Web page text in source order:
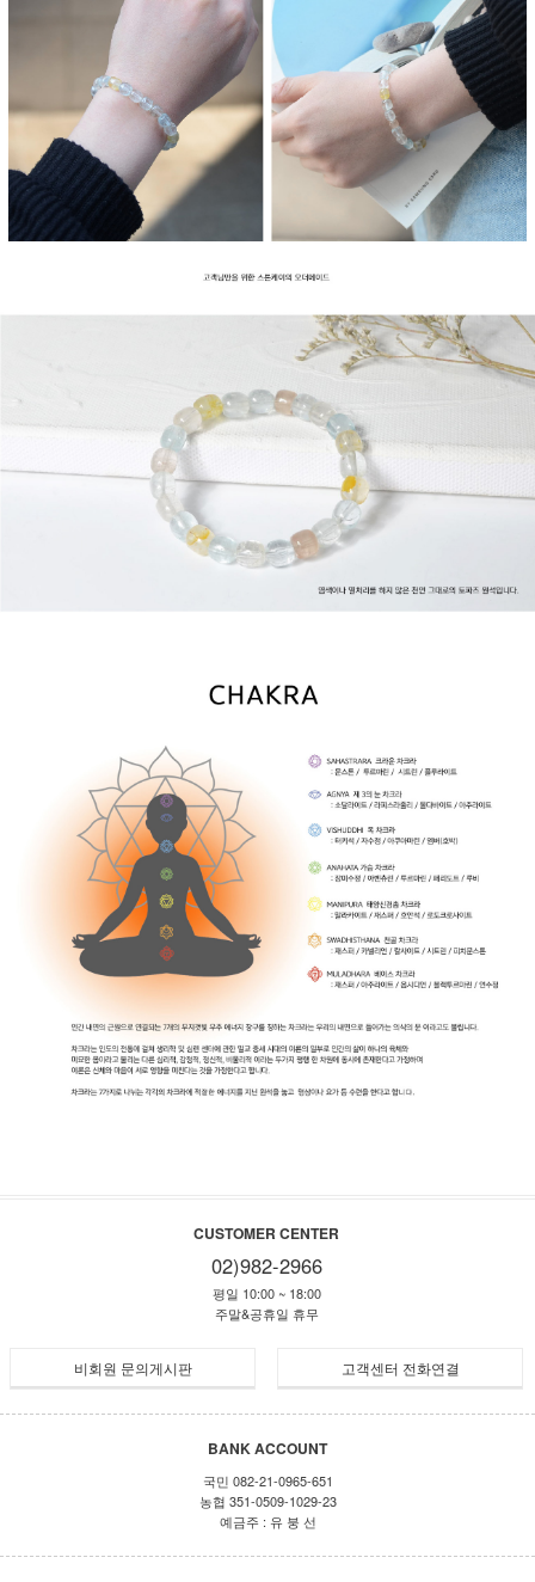
CUSTOMER CENTER
02)982-2966
평일 10:00 ~ 18:00
주말&공휴일 휴무
고객센터 전화연결
비회원 문의게시판
BANK ACCOUNT
국민 082-21-0965-651
농협 351-0509-1029-23
예금주 : 유 붕 선